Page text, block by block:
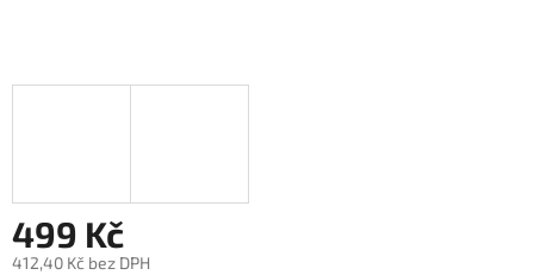
499 Kč
412,40 Kč bez DPH